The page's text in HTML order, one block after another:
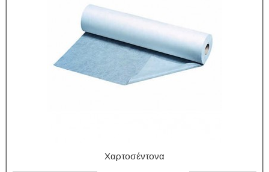
Χαρτοσέντονα